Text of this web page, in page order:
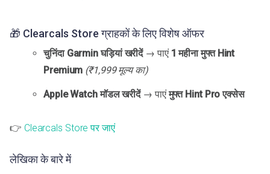
🎁 Clearcals Store ग्राहकों के लिए विशेष ऑफर
चुनिंदा Garmin घड़ियां खरीदें→ पाएं 1 महीना मुफ्त Hint
Premium (₹1,999 मूल्य का)
Apple Watch मॉडल खरीदें→ पाएंमुफ्त Hint Pro एक्सेस
👉 Clearcals Store पर जाएं
लेखिका के बारे में